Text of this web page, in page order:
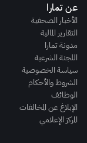
عن تمارا
الأخبار الصحفية
التقارير المالية
مدونة تمارا
اللجنة الشرعية
سياسة الخصوصية
الشروط والأحكام
الوظائف
الإبلاغ عن المخالفات
المركز الإعلامي